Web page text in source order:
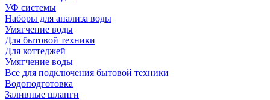
УФ системы
Наборы для анализа воды
Умягчение воды
Для бытовой техники
Для коттеджей
Умягчение воды
Все для подключения бытовой техники
Водоподготовка
Заливные шланги